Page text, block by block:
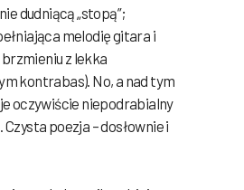
dudniącą „stopą”;
melodię gitara i
z lekka
kontrabas). No, a nad tym
oczywiście niepodrabialny
poezja – dosłownie i